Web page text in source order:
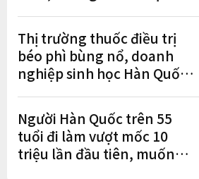
Thị trường thuốc điều trị
béo phì bùng nổ, doanh
nghiệp sinh học Hàn Quốc
mở rộng sản xuất
Người Hàn Quốc trên 55
tuổi đi làm vượt mốc 10
triệu lần đầu tiên, muốn